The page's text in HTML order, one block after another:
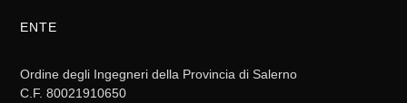
ENTE
Ordine degli Ingegneri della Provincia di Salerno
C.F. 80021910650